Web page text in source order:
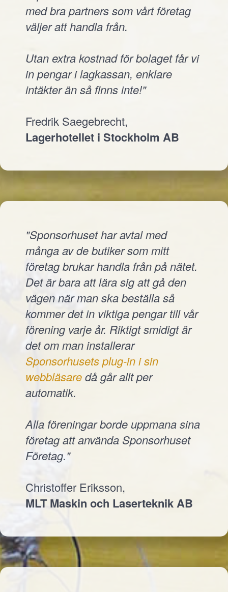
med bra partners som vårt företag
väljer att handla från.
Utan extra kostnad för bolaget får vi
in pengar i lagkassan, enklare
intäkter än så finns inte!"
Fredrik Saegebrecht,
Lagerhotellet i Stockholm AB
"Sponsorhuset har avtal med
många av de butiker som mitt
företag brukar handla från på nätet.
Det är bara att lära sig att gå den
vägen när man ska beställa så
kommer det in viktiga pengar till vår
förening varje år. Riktigt smidigt är
det om man installerar
Sponsorhusets plug-in i sin
webbläsaredå går allt per
automatik.
Alla föreningar borde uppmana sina
företag att använda Sponsorhuset
Företag."
Christoffer Eriksson,
MLT Maskin och Laserteknik AB